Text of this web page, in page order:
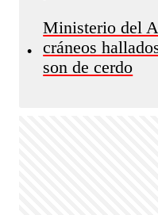
•
Ministerio del
cráneos
son de cerdo